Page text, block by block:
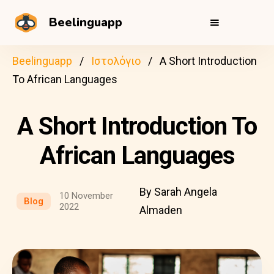
Beelinguapp
Beelinguapp Ιστολόγιο
A Short Introduction
To African Languages
A Short Introduction To
African Languages
Blog
10 November
2022
By Sarah Angela
Almaden